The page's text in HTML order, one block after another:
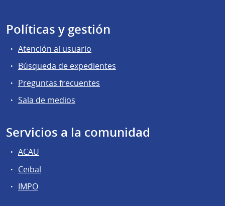
Políticas y gestión
Atención al usuario
Búsqueda de expedientes
Preguntas frecuentes
Sala de medios
Servicios a la comunidad
ACAU
Ceibal
IMPO